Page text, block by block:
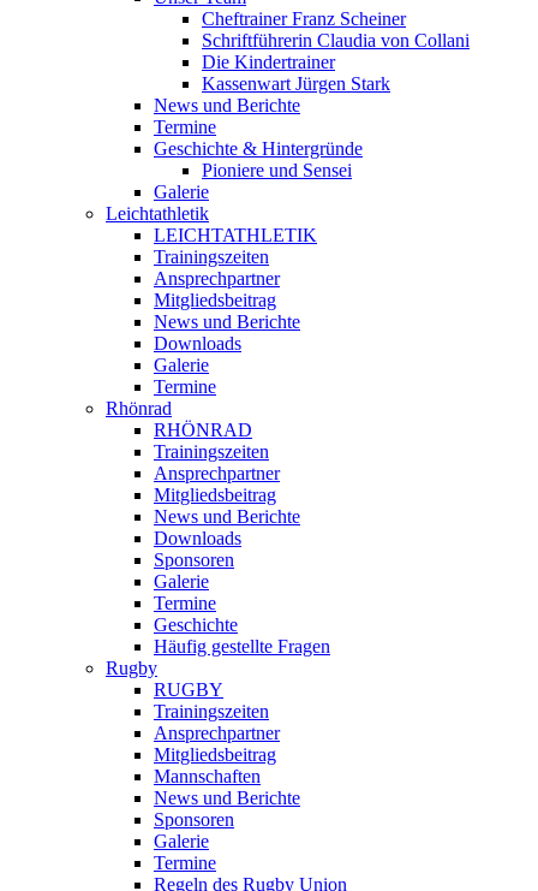
Cheftrainer Franz Scheiner
Schriftführerin Claudia von Collani
Die Kindertrainer
Kassenwart Jürgen Stark
News und Berichte
Termine
Geschichte & Hintergründe
Pioniere und Sensei
Galerie
Leichtathletik
LEICHTATHLETIK
Trainingszeiten
Ansprechpartner
Mitgliedsbeitrag
News und Berichte
Downloads
Galerie
Termine
Rhönrad
RHÖNRAD
Trainingszeiten
Ansprechpartner
Mitgliedsbeitrag
News und Berichte
Downloads
Sponsoren
Galerie
Termine
Geschichte
Häufig gestellte Fragen
Rugby
RUGBY
Trainingszeiten
Ansprechpartner
Mitgliedsbeitrag
Mannschaften
News und Berichte
Sponsoren
Galerie
Termine
Regeln des Rugby Union